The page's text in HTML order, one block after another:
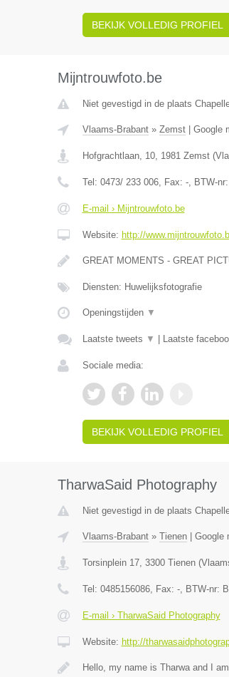
BEKIJK VOLLEDIG PROFIEL
Mijntrouwfoto.be
Niet gevestigd in de plaats
Vlaams-Brabant» Zemst| Google
Hofgrachtlaan, 10, 1981 Zemst(
Tel: 0473/ 233 006, Fax: -, BTW-nr:
E-mail › Mijntrouwfoto.be
Website: http://
GREAT MOMENTS - GREAT
Diensten: Huwelijksfotografie
Openingstijden ▼
Laatste tweets ▼ Laatste
Sociale media:
BEKIJK VOLLEDIG PROFIEL
TharwaSaid Photography
Niet gevestigd in de plaats
Vlaams-Brabant» Tienen| Google
Torsinplein 17, 3300 Tienen(
Tel: 0485156086, Fax: -, BTW-nr:
E-mail › TharwaSaid Photography
Website: http://
Hello, my name is Tharwa and I